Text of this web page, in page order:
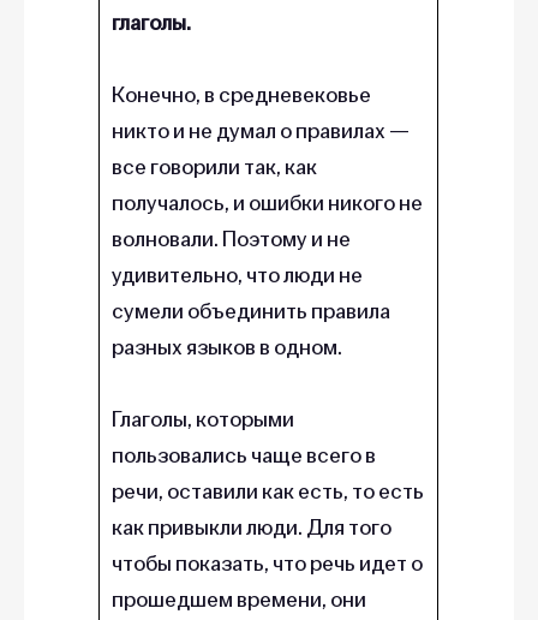
глаголы.
Конечно, в средневековье
никто и не думал о правилах —
все говорили так, как
получалось, и ошибки никого не
волновали. Поэтому и не
удивительно, что люди не
сумели объединить правила
разных языков в одном.
Глаголы, которыми
пользовались чаще всего в
речи, оставили как есть, то есть
как привыкли люди. Для того
чтобы показать, что речь идет о
прошедшем времени, они